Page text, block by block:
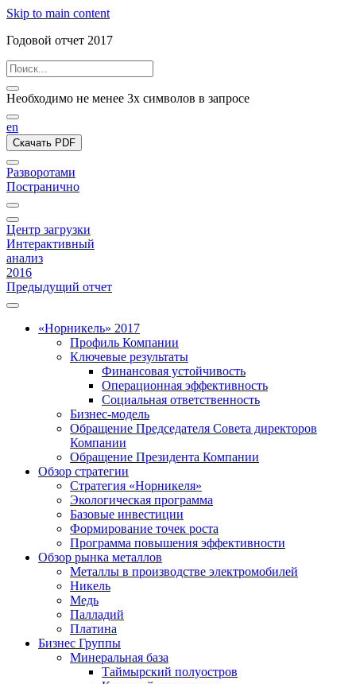
Skip to main content
Годовой отчет 2017
Необходимо не менее 3х символов в запросе
en
Скачать PDF
Разворотами
Постранично
Центр загрузки
Интерактивный
анализ
2016
Предыдущий отчет
«Норникель» 2017
Профиль Компании
Ключевые результаты
Финансовая устойчивость
Операционная эффективность
Социальная ответственность
Бизнес-модель
Обращение Председателя Совета директоров
Компании
Обращение Президента Компании
Обзор стратегии
Стратегия «Норникеля»
Экологическая программа
Базовые инвестиции
Формирование точек роста
Программа повышения эффективности
Обзор рынка металлов
Металлы в производстве электромобилей
Никель
Медь
Палладий
Платина
Бизнес Группы
Минеральная база
Таймырский полуостров